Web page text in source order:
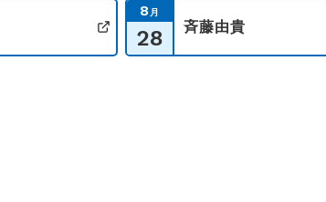
公式サイト
8 月
28
斉藤由貴